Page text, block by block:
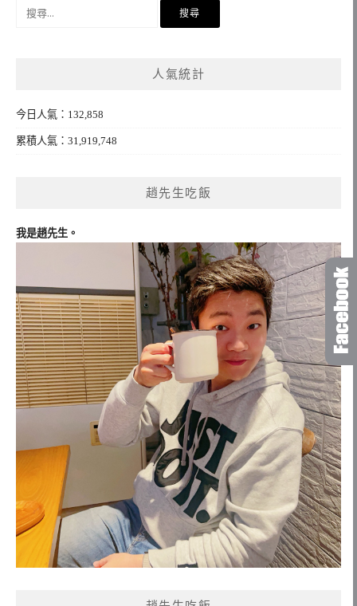
人氣統計
今日人氣：132,858
累積人氣：31,919,748
趙先生吃飯
我是趙先生。